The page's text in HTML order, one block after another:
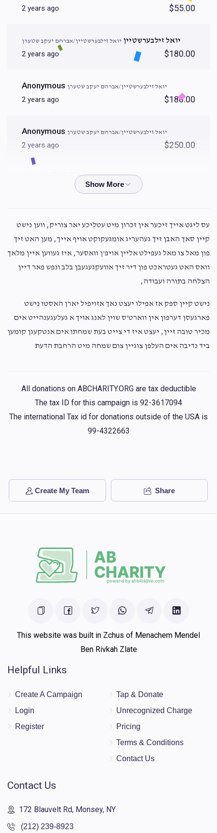
2 years ago $55.00
יואל זילבערשטיין יואל זילבערשטיין/אברהם יעקב שטערן
2 years ago $180.00
Anonymous יואל זילבערשטיין/אברהם יעקב שטערן
2 years ago $180.00
Anonymous יואל זילבערשטיין/אברהם יעקב שטערן
2 years ago $250.00
Joseph Weinbergerיואל זילבערשטיין/אברהם יעקב
Shulem Weiss
2 years ago $180.00
עס ליגט אייך זיכער אין זכרון מיט עטליכע יאר צוריק, ווען נישט
קיין סאך האבן זיך געהעריג אומגעקוקט אויף אייך, מען האט זיך
פון מאל צו מאל געפילט אליין אויפ'ן וואסער, איז געווען איין מלאך
וואס האט געטראכט פון דיר זיך אוועקגעגעבן בלב ונפש פאר דיין
הצלחה בתורה ועבודה,
נישט קיין ספק אז אפילו יעצט נאך אזויפיל יארן האסטו נישט
פארגעסן דערפון אין ווארט'ס שוין לאנג אויך א געלעגענהייט אים
מכיר טובה זיין, יעצט איז די צייט בעת שמחתו אים אנטקעגן קומען
ביד נדיבה אים העלפן צוגיין צום שמחה מיט הרחבת הדעת
All donations on ABCHARITY.ORG are tax deductible
The tax ID for this campaign is 92-3617094
The international Tax id for donations outside of the USA is
99-4322663
Create My Team Share
This website was built in Zchus of Menachem Mendel
Ben Rivkah Zlate
Helpful Links
Create A Campaign
Login
Register
Tap & Donate
Unrecognized Charge
Pricing
Terms & Conditions
Contact Us
Contact Us
172 Blauvelt Rd, Monsey, NY
(212) 239-8923